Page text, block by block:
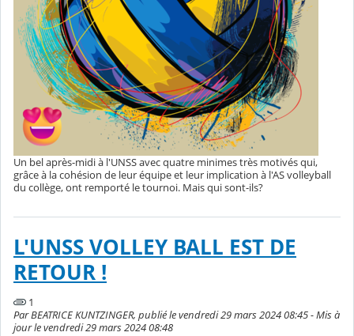
Un bel après-midi à l'UNSS avec quatre minimes très motivés qui,
grâce à la cohésion de leur équipe et leur implication à l'AS volleyball
du collège, ont remporté le tournoi. Mais qui sont-ils?
L'UNSS VOLLEY BALL EST DE
RETOUR !
1
Par BEATRICE KUNTZINGER, publié le vendredi 29 mars 2024 08:45 - Mis à
jour le vendredi 29 mars 2024 08:48